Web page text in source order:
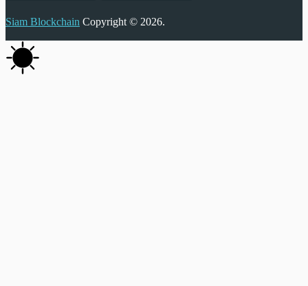
Siam Blockchain Copyright © 2026.